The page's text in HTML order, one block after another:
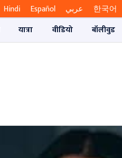
Hindi Español عربي 한국어
यात्रा वीडियो बॉलीवुड